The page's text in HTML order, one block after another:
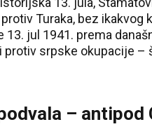
Turaka, bez
13. jul 1941. prema
srpske okupacije –
– antipod